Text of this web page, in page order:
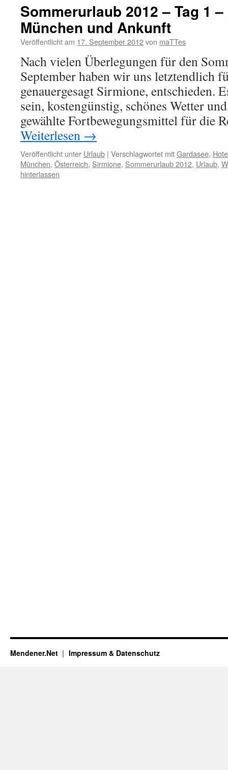
Sommerurlaub 2012 – Tag 1
München und Ankunft
Veröffentlicht am 17. September 2012von maTTes
Nach vielen Überlegungen für den
September haben wir uns letztendlich
genauergesagt Sirmione, entschieden.
sein, kostengünstig, schönes Wetter
gewählte Fortbewegungsmittel für die
Weiterlesen →
Veröffentlicht unter Urlaub | Verschlagwortet mitGardasee,
München, Österreich, Sirmione, Sommerurlaub 2012, Urlaub,
hinterlassen
Mendener.Net Impressum & Datenschutz